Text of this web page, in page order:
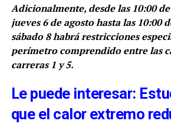
Adicionalmente, desde las 10:00
jueves 6 de agosto hasta las 10:00
sábado 8 habrá restricciones
perímetro comprendido entre las
carreras 1 y 5.
Le puede interesar:
que el calor extremo